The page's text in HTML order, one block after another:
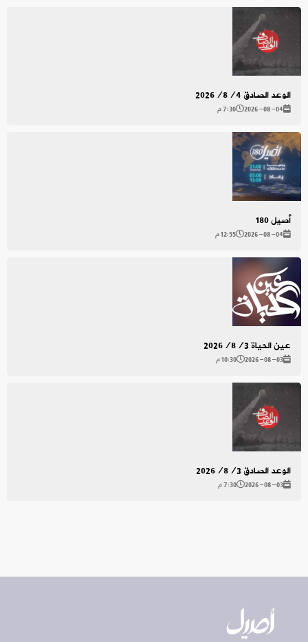
الوعد الصادق 2026/8/4
2026-08-04 7:30 م
أصيل 180
2026-08-04 12:55 م
عين الحياة 2026/8/3
2026-08-03 10:30 م
الوعد الصادق 2026/8/3
2026-08-03 7:30 م